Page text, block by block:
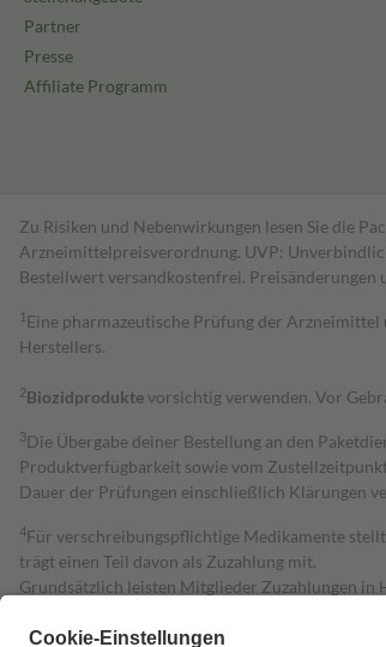
Partner
Presse
Affiliate Programm
Zu Risiken und Nebenwirkungen lesen Sie die
Arzneimittelpreisverordnung. UVP:
Bestell­wert versand­kosten­frei.
1 Eine pharmazeutische Prüfung der
Herstellers.
2Biozidproduktevorsichtig verwenden. Vor
3Die Übergabe deiner Bestellung an den
Produktverfügbarkeit sowie vom
Dauer der Prüfungen einschließlich Klärungen
4Für verschreibungspflichtige Medikamente
trägt einen Teil davon als Zuzahlung mit.
Grundsätzlich leisten Mitglieder Zuzahlungen in
Diese Regeln gelten grundsätzlich auch für